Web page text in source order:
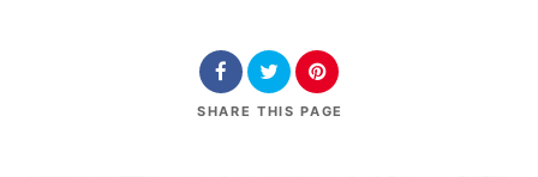
SHARE THIS PAGE